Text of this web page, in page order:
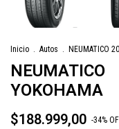
Inicio Autos NEUMATICO
YOKOHAMA
$188.999,00 -34%